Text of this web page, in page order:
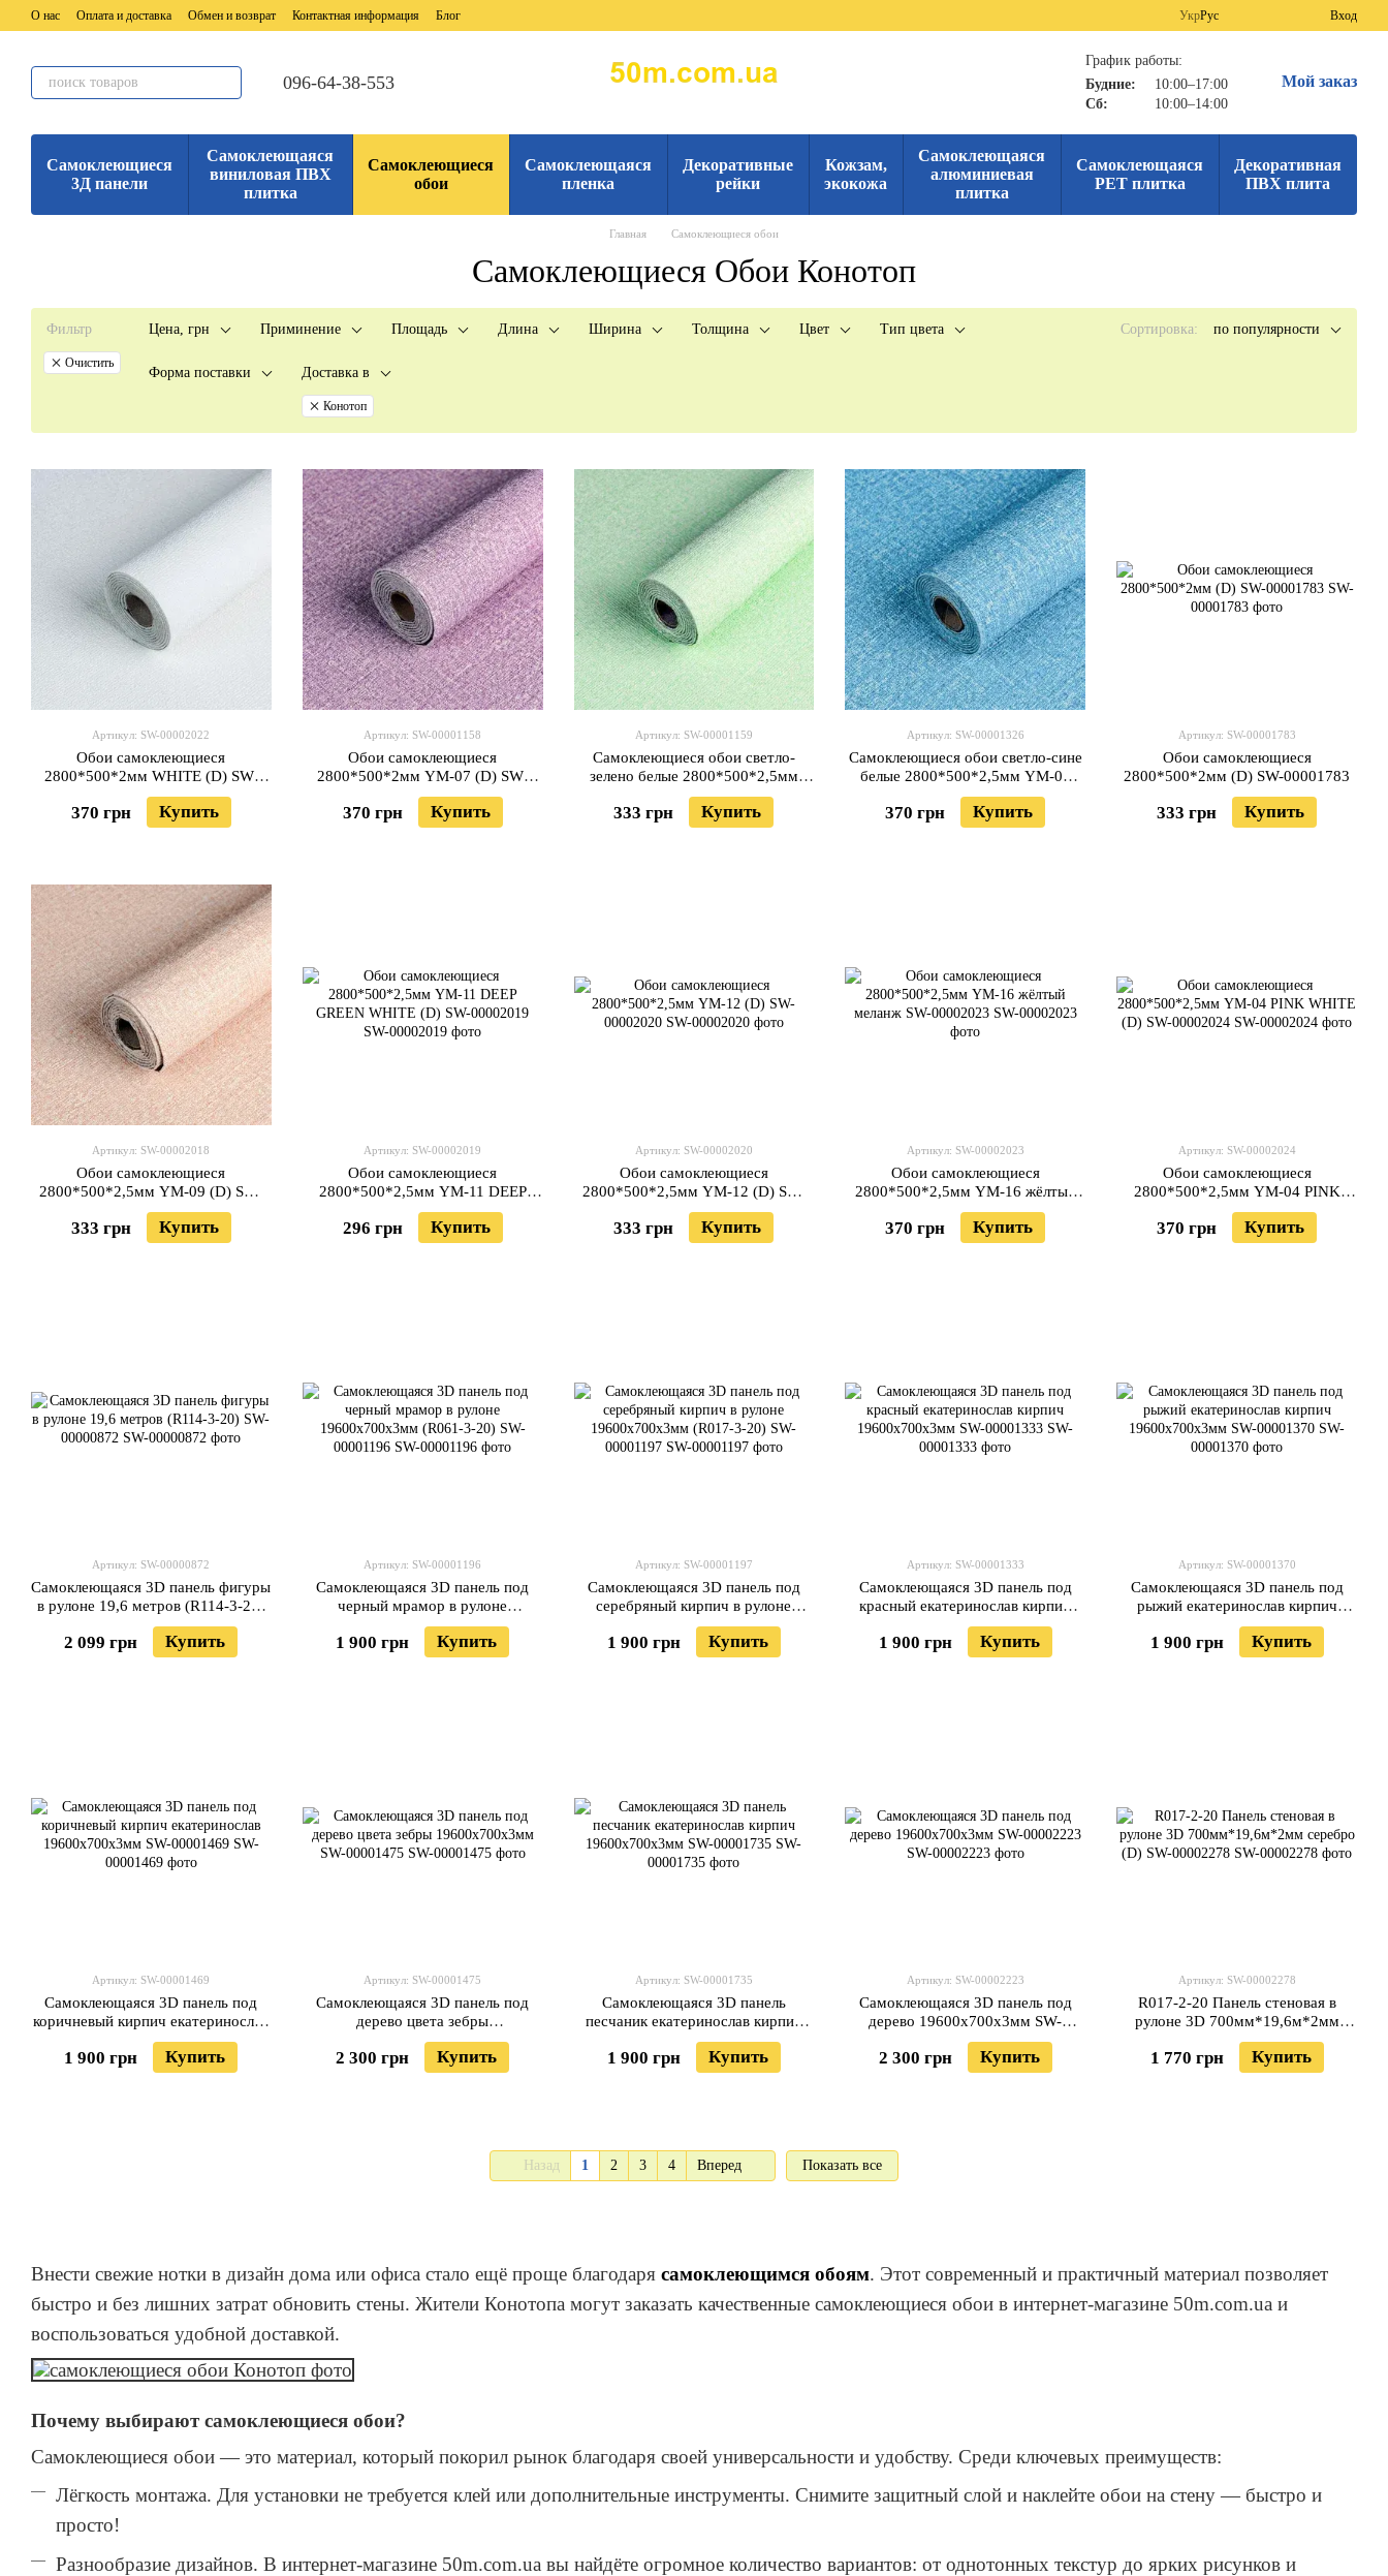
Перейти к основному контенту
О нас Оплата и доставка Обмен и возврат Контактная информация Блог УкрРус Вход
096-64-38-553
График работы:
Будние:
10:00–17:00
Сб:
10:00–14:00
Мой заказ
Самоклеющиеся
3Д панели
Самоклеющаяся
виниловая ПВХ
плитка
Самоклеющиеся
обои
Самоклеющаяся
пленка
Декоративные
рейки
Кожзам,
экокожа
Самоклеющаяся
алюминиевая
плитка
Самоклеющаяся
PET плитка
Декоративная
ПВХ плита
Главная Самоклеющиеся обои
Самоклеющиеся Обои Конотоп
Фильтр
Очистить
Цена, грн Приминение Площадь Длина Ширина Толщина Цвет Тип цвета
Форма поставки Доставка в
Конотоп
Сортировка: по популярности
Внести свежие нотки в дизайн дома или офиса стало ещё проще благодаря самоклеющимся обоям. Этот современный и практичный материал позволяет
быстро и без лишних затрат обновить стены. Жители Конотопа могут заказать качественные самоклеющиеся обои в интернет-магазине 50m.com.ua и
воспользоваться удобной доставкой.
Почему выбирают самоклеющиеся обои?
Самоклеющиеся обои — это материал, который покорил рынок благодаря своей универсальности и удобству. Среди ключевых преимуществ:
Лёгкость монтажа. Для установки не требуется клей или дополнительные инструменты. Снимите защитный слой и наклейте обои на стену — быстро и
просто!
Разнообразие дизайнов. В интернет-магазине 50m.com.ua вы найдёте огромное количество вариантов: от однотонных текстур до ярких рисунков и
Артикул: SW-00002022
Обои самоклеющиеся
2800*500*2мм WHITE (D) SW-
00002022
370 грн Купить
Артикул: SW-00001158
Обои самоклеющиеся
2800*500*2мм YM-07 (D) SW-
00001158
370 грн Купить
Артикул: SW-00001159
Самоклеющиеся обои светло-
зелено белые 2800*500*2,5мм
MC-32 (YM-08) SW-00001159
333 грн Купить
Артикул: SW-00001326
Самоклеющиеся обои светло-сине
белые 2800*500*2,5мм YM-03
BLUE WHITE SW-00001326
370 грн Купить
Артикул: SW-00001783
Обои самоклеющиеся
2800*500*2мм (D) SW-00001783
333 грн Купить
Артикул: SW-00002018
Обои самоклеющиеся
2800*500*2,5мм YM-09 (D) SW-
00002018
333 грн Купить
Артикул: SW-00002019
Обои самоклеющиеся
2800*500*2,5мм YM-11 DEEP
GREEN WHITE (D) SW-00002019
296 грн Купить
Артикул: SW-00002020
Обои самоклеющиеся
2800*500*2,5мм YM-12 (D) SW-
00002020
333 грн Купить
Артикул: SW-00002023
Обои самоклеющиеся
2800*500*2,5мм YM-16 жёлтый
меланж SW-00002023
370 грн Купить
Артикул: SW-00002024
Обои самоклеющиеся
2800*500*2,5мм YM-04 PINK
WHITE (D) SW-00002024
370 грн Купить
Артикул: SW-00000872
Самоклеющаяся 3D панель фигуры
в рулоне 19,6 метров (R114-3-20)
SW-00000872
2 099 грн Купить
Артикул: SW-00001196
Самоклеющаяся 3D панель под
черный мрамор в рулоне
19600x700x3мм (R061-3-20) SW-
00001196
1 900 грн Купить
Артикул: SW-00001197
Самоклеющаяся 3D панель под
серебряный кирпич в рулоне
19600x700x3мм (R017-3-20) SW-
00001197
1 900 грн Купить
Артикул: SW-00001333
Самоклеющаяся 3D панель под
красный екатеринослав кирпич
19600x700x3мм SW-00001333
1 900 грн Купить
Артикул: SW-00001370
Самоклеющаяся 3D панель под
рыжий екатеринослав кирпич
19600х700х3мм SW-00001370
1 900 грн Купить
Артикул: SW-00001469
Самоклеющаяся 3D панель под
коричневый кирпич екатеринослав
19600х700х3мм SW-00001469
1 900 грн Купить
Артикул: SW-00001475
Самоклеющаяся 3D панель под
дерево цвета зебры
19600х700х3мм SW-00001475
2 300 грн Купить
Артикул: SW-00001735
Самоклеющаяся 3D панель
песчаник екатеринослав кирпич
19600х700х3мм SW-00001735
1 900 грн Купить
Артикул: SW-00002223
Самоклеющаяся 3D панель под
дерево 19600х700х3мм SW-
00002223
2 300 грн Купить
Артикул: SW-00002278
R017-2-20 Панель стеновая в
рулоне 3D 700мм*19,6м*2мм
серебро (D) SW-00002278
1 770 грн Купить
Назад 1 2 3 4 Вперед Показать все